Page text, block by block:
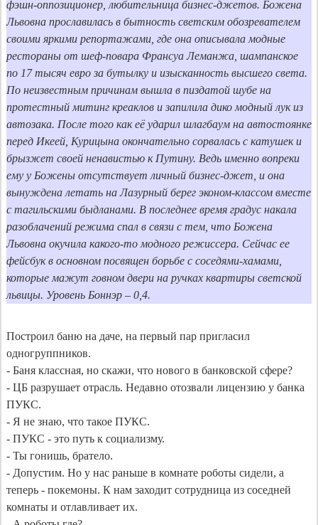
фэшн-оппозиционер, любительница бизнес-джетов. Божена
Львовна прославилась в бытность светским обозревателем
своими яркими репортажами, где она описывала модные
рестораны от шеф-повара Франсуа Леманжа, шампанское
по 17 тысяч евро за бутылку и изысканность высшего света.
По неизвестным причинам вышла в пиздатой шубе на
протестный митинг креаклов и запилила дико модный лук из
автозака. После того как её ударил шлагбаум на автостоянке
перед Икеей, Курицына окончательно сорвалась с катушек и
брызжет своей ненавистью к Путину. Ведь именно вопреки
ему у Божены отсутствует личный бизнес-джет, и она
вынуждена летать на Лазурный берег эконом-классом вместе
с тагильскими быдланами. В последнее время градус накала
разоблачений режима спал в связи с тем, что Божена
Львовна окучила какого-то модного режиссера. Сейчас ее
фейсбук в основном посвящен борьбе с соседями-хамами,
которые мажут говном двери на ручках квартиры светской
Построил баню на даче, на первый пар пригласил
одногруппников.
- Баня классная, но скажи, что нового в банковской сфере?
- ЦБ разрушает отрасль. Недавно отозвали лицензию у банка
ПУКС.
- Я не знаю, что такое ПУКС.
- ПУКС - это путь к социализму.
- Ты гонишь, братело.
- Допустим. Но у нас раньше в комнате роботы сидели, а
теперь - покемоны. К нам заходит сотрудница из соседней
комнаты и отлавливает их.